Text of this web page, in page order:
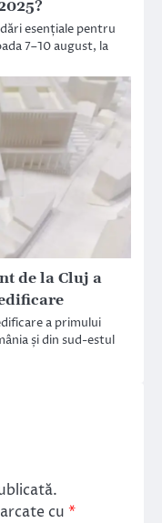
esențiale pentru
7–10 august, la
de la Cluj a
a primului
și din sud-estul
cu *